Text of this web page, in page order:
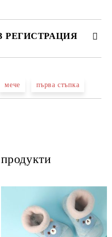
РЕГИСТРАЦИЯ
на работния ден.
мече първа стъпка